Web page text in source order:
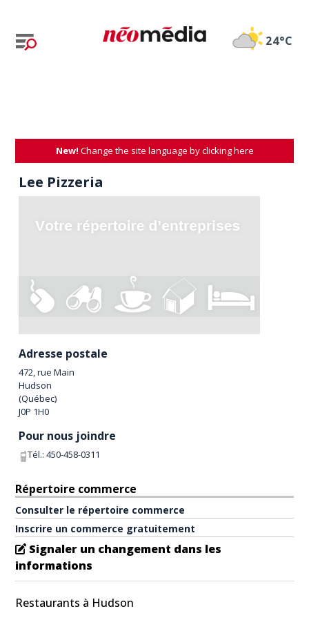
24°C
New! Change the site language by clicking here
Lee Pizzeria
Adresse postale
472, rue Main
Hudson
(Québec)
J0P 1H0
Pour nous joindre
Tél.:450-458-0311
Répertoire commerce
Consulter le répertoire commerce
Inscrire un commerce gratuitement
Signaler un changement dans les
informations
Restaurants à Hudson